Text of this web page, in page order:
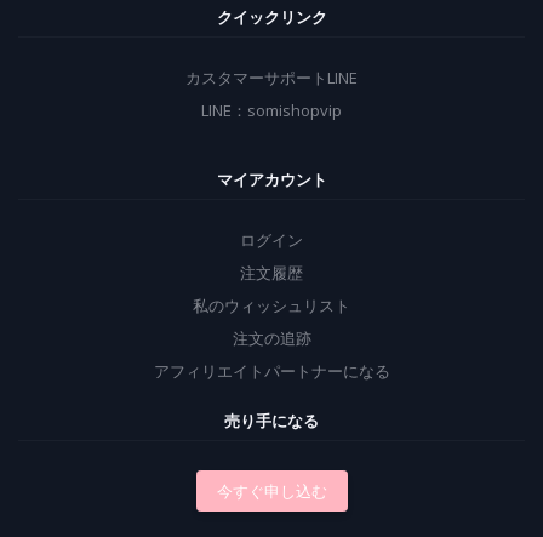
クイックリンク
カスタマーサポートLINE
LINE：somishopvip
マイアカウント
ログイン
注文履歴
私のウィッシュリスト
注文の追跡
アフィリエイトパートナーになる
売り手になる
今すぐ申し込む